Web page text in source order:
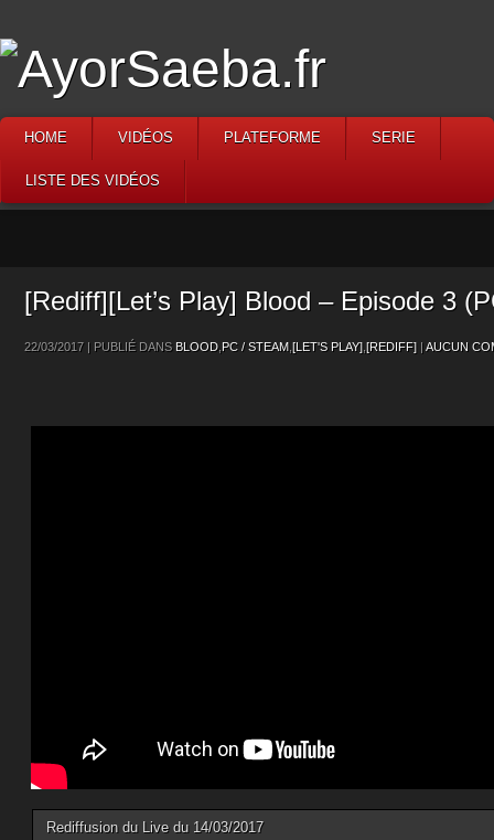
HOME VIDÉOS PLATEFORME SERIE
LISTE DES VIDÉOS
[Rediff][Let’s Play] Blood – Episode 3
22/03/2017 | PUBLIÉ DANS BLOOD PC / STEAM [LET'S PLAY] [REDIFF] |AUCUN
Rediffusion du Live du 14/03/2017